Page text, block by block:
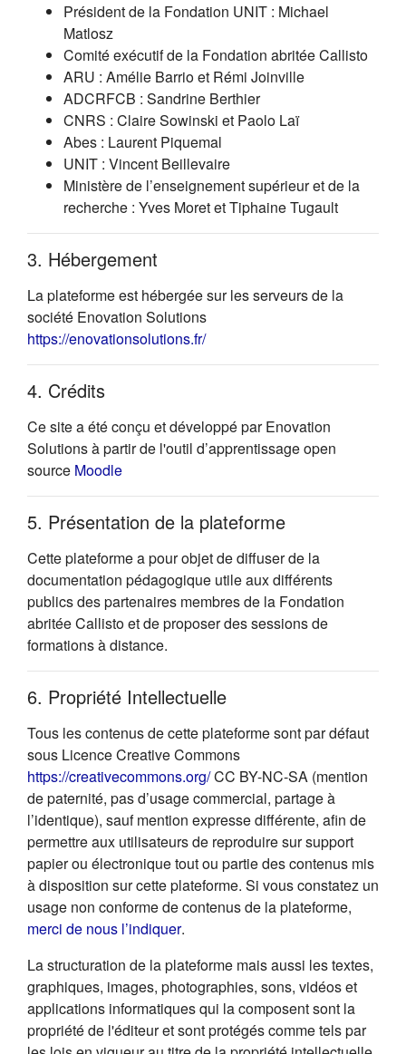
Président de la Fondation UNIT : Michael
Matlosz
Comité exécutif de la Fondation abritée Callisto
ARU : Amélie Barrio et Rémi Joinville
ADCRFCB : Sandrine Berthier
CNRS : Claire Sowinski et Paolo Laï
Abes : Laurent Piquemal
UNIT : Vincent Beillevaire
Ministère de l’enseignement supérieur et de la
recherche : Yves Moret et Tiphaine Tugault
3. Hébergement
La plateforme est hébergée sur les serveurs de la
société Enovation Solutions
https://enovationsolutions.fr/(s'ouvre dans un nouvel onglet)
4. Crédits
Ce site a été conçu et développé par Enovation
Solutions à partir de l'outil d’apprentissage open
source Moodle(s'ouvre dans un nouvel onglet)
5. Présentation de la plateforme
Cette plateforme a pour objet de diffuser de la
documentation pédagogique utile aux différents
publics des partenaires membres de la Fondation
abritée Callisto et de proposer des sessions de
formations à distance.
6. Propriété Intellectuelle
Tous les contenus de cette plateforme sont par défaut
sous Licence Creative Commons
https://creativecommons.org/(s'ouvre dans un nouvel
CC BY-NC-SA (mention
de paternité, pas d’usage commercial, partage à
l’identique), sauf mention expresse différente, afin de
permettre aux utilisateurs de reproduire sur support
papier ou électronique tout ou partie des contenus mis
à disposition sur cette plateforme. Si vous constatez un
usage non conforme de contenus de la plateforme,
merci de nous l’indiquer(s'ouvre dans un nouvel onglet)
.
La structuration de la plateforme mais aussi les textes,
graphiques, images, photographies, sons, vidéos et
applications informatiques qui la composent sont la
propriété de l'éditeur et sont protégés comme tels par